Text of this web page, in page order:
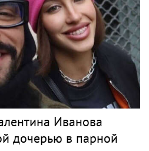
Иванова
дочерью в парной